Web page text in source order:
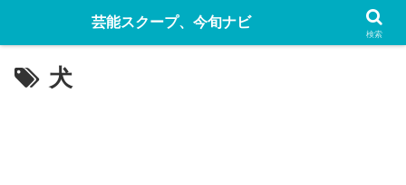
犬
芸能スクープ、今旬ナビ
検索